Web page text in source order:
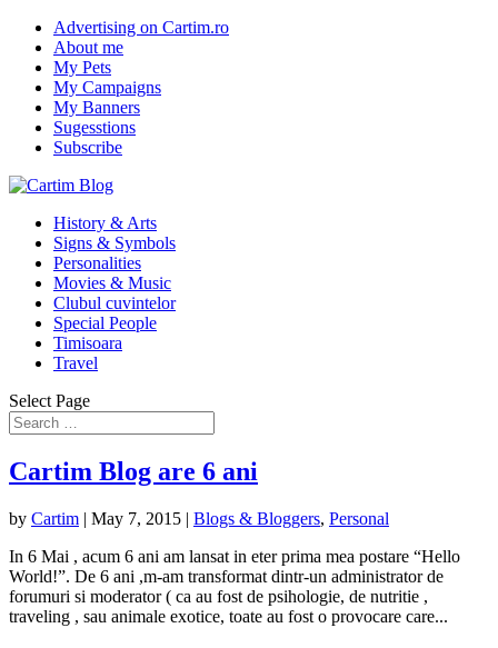
Advertising on Cartim.ro
About me
My Pets
My Campaigns
My Banners
Sugesstions
Subscribe
History & Arts
Signs & Symbols
Personalities
Movies & Music
Clubul cuvintelor
Special People
Timisoara
Travel
Select Page
Cartim Blog are 6 ani
by Cartim | May 7, 2015 | Blogs & Bloggers, Personal
In 6 Mai , acum 6 ani am lansat in eter prima mea postare “Hello
World!”. De 6 ani ,m-am transformat dintr-un administrator de
forumuri si moderator ( ca au fost de psihologie, de nutritie ,
traveling , sau animale exotice, toate au fost o provocare care...